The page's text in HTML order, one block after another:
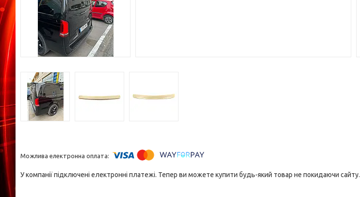
У компанії підключені електронні платежі. Тепер ви можете купити будь-який товар не покидаючи сайту.